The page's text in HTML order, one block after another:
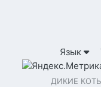
Язык
ДИКИЕ КОТЫ,